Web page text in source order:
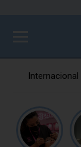
Internacional